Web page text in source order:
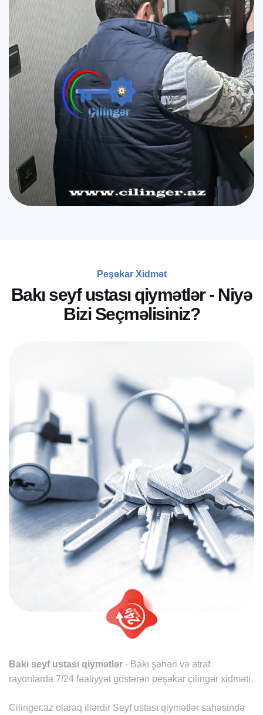
Peşəkar Xidmət
Bakı seyf ustası qiymətlər - Niyə
Bizi Seçməl isiniz?
Bakı seyf ustası qiymətlər - Bakı şəhəri və ətraf
rayonlarda 7/24 fəaliyyət göstərən peşəkar çilingər xidməti.
Cilinger.az olaraq illərdir Seyf ustası qiymətlər sahəsində